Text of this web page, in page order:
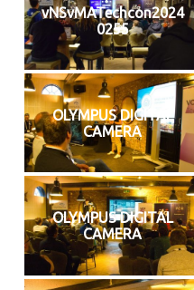
vNSvMATechcon2024
0255
OLYMPUS DIGITAL
CAMERA
OLYMPUS DIGITAL
CAMERA